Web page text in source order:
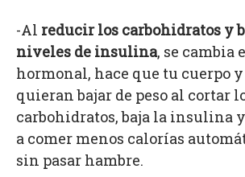
-Al reducir los carbohidratos y
niveles de insulina, se cambia
hormonal, hace que tu cuerpo
quieran bajar de peso al cortar
carbohidratos, baja la insulina
a comer menos calorías
sin pasar hambre.